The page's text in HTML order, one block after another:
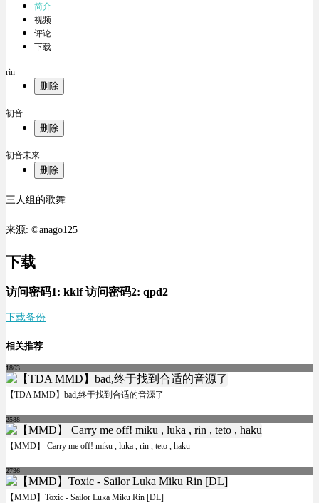
简介
视频
评论
下载
rin
删除
初音
删除
初音未来
删除
三人组的歌舞
来源: ©anago125
下载
访问密码1: kklf 访问密码2: qpd2
下载备份
相关推荐
1863
【TDA MMD】bad,终于找到合适的音源了
2588
【MMD】 Carry me off! miku , luka , rin , teto , haku
2736
【MMD】Toxic - Sailor Luka Miku Rin [DL]